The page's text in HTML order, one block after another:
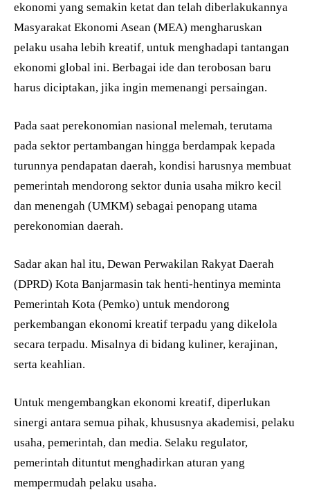
ekonomi yang semakin ketat dan telah diberlakukannya
Masyarakat Ekonomi Asean (MEA) mengharuskan
pelaku usaha lebih kreatif, untuk menghadapi tantangan
ekonomi global ini. Berbagai ide dan terobosan baru
harus diciptakan, jika ingin memenangi persaingan.
Pada saat perekonomian nasional melemah, terutama
pada sektor pertambangan hingga berdampak kepada
turunnya pendapatan daerah, kondisi harusnya membuat
pemerintah mendorong sektor dunia usaha mikro kecil
dan menengah (UMKM) sebagai penopang utama
perekonomian daerah.
Sadar akan hal itu, Dewan Perwakilan Rakyat Daerah
(DPRD) Kota Banjarmasin tak henti-hentinya meminta
Pemerintah Kota (Pemko) untuk mendorong
perkembangan ekonomi kreatif terpadu yang dikelola
secara terpadu. Misalnya di bidang kuliner, kerajinan,
serta keahlian.
Untuk mengembangkan ekonomi kreatif, diperlukan
sinergi antara semua pihak, khususnya akademisi, pelaku
usaha, pemerintah, dan media. Selaku regulator,
pemerintah dituntut menghadirkan aturan yang
mempermudah pelaku usaha.